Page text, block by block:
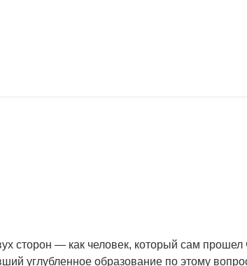
сторон — как человек, который сам прошел
углубленное образование по этому